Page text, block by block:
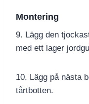
Montering
9. Lägg den
med ett lager
10. Lägg på nästa
tårtbotten.